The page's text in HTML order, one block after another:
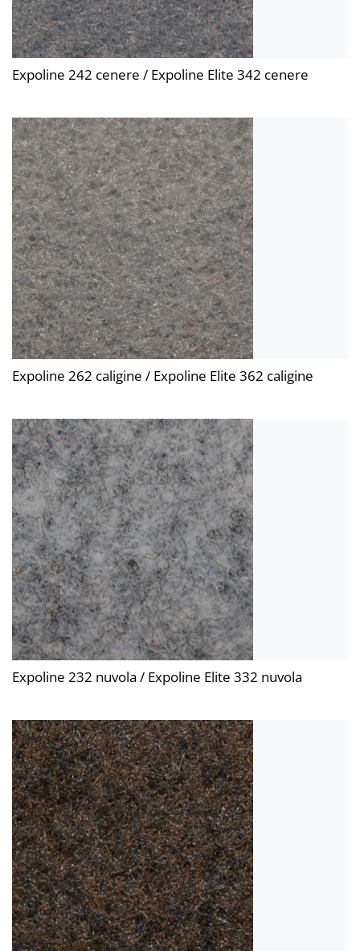
Expoline 242 cenere / Expoline Elite 342 cenere
Expoline 262 caligine / Expoline Elite 362 caligine
Expoline 232 nuvola / Expoline Elite 332 nuvola